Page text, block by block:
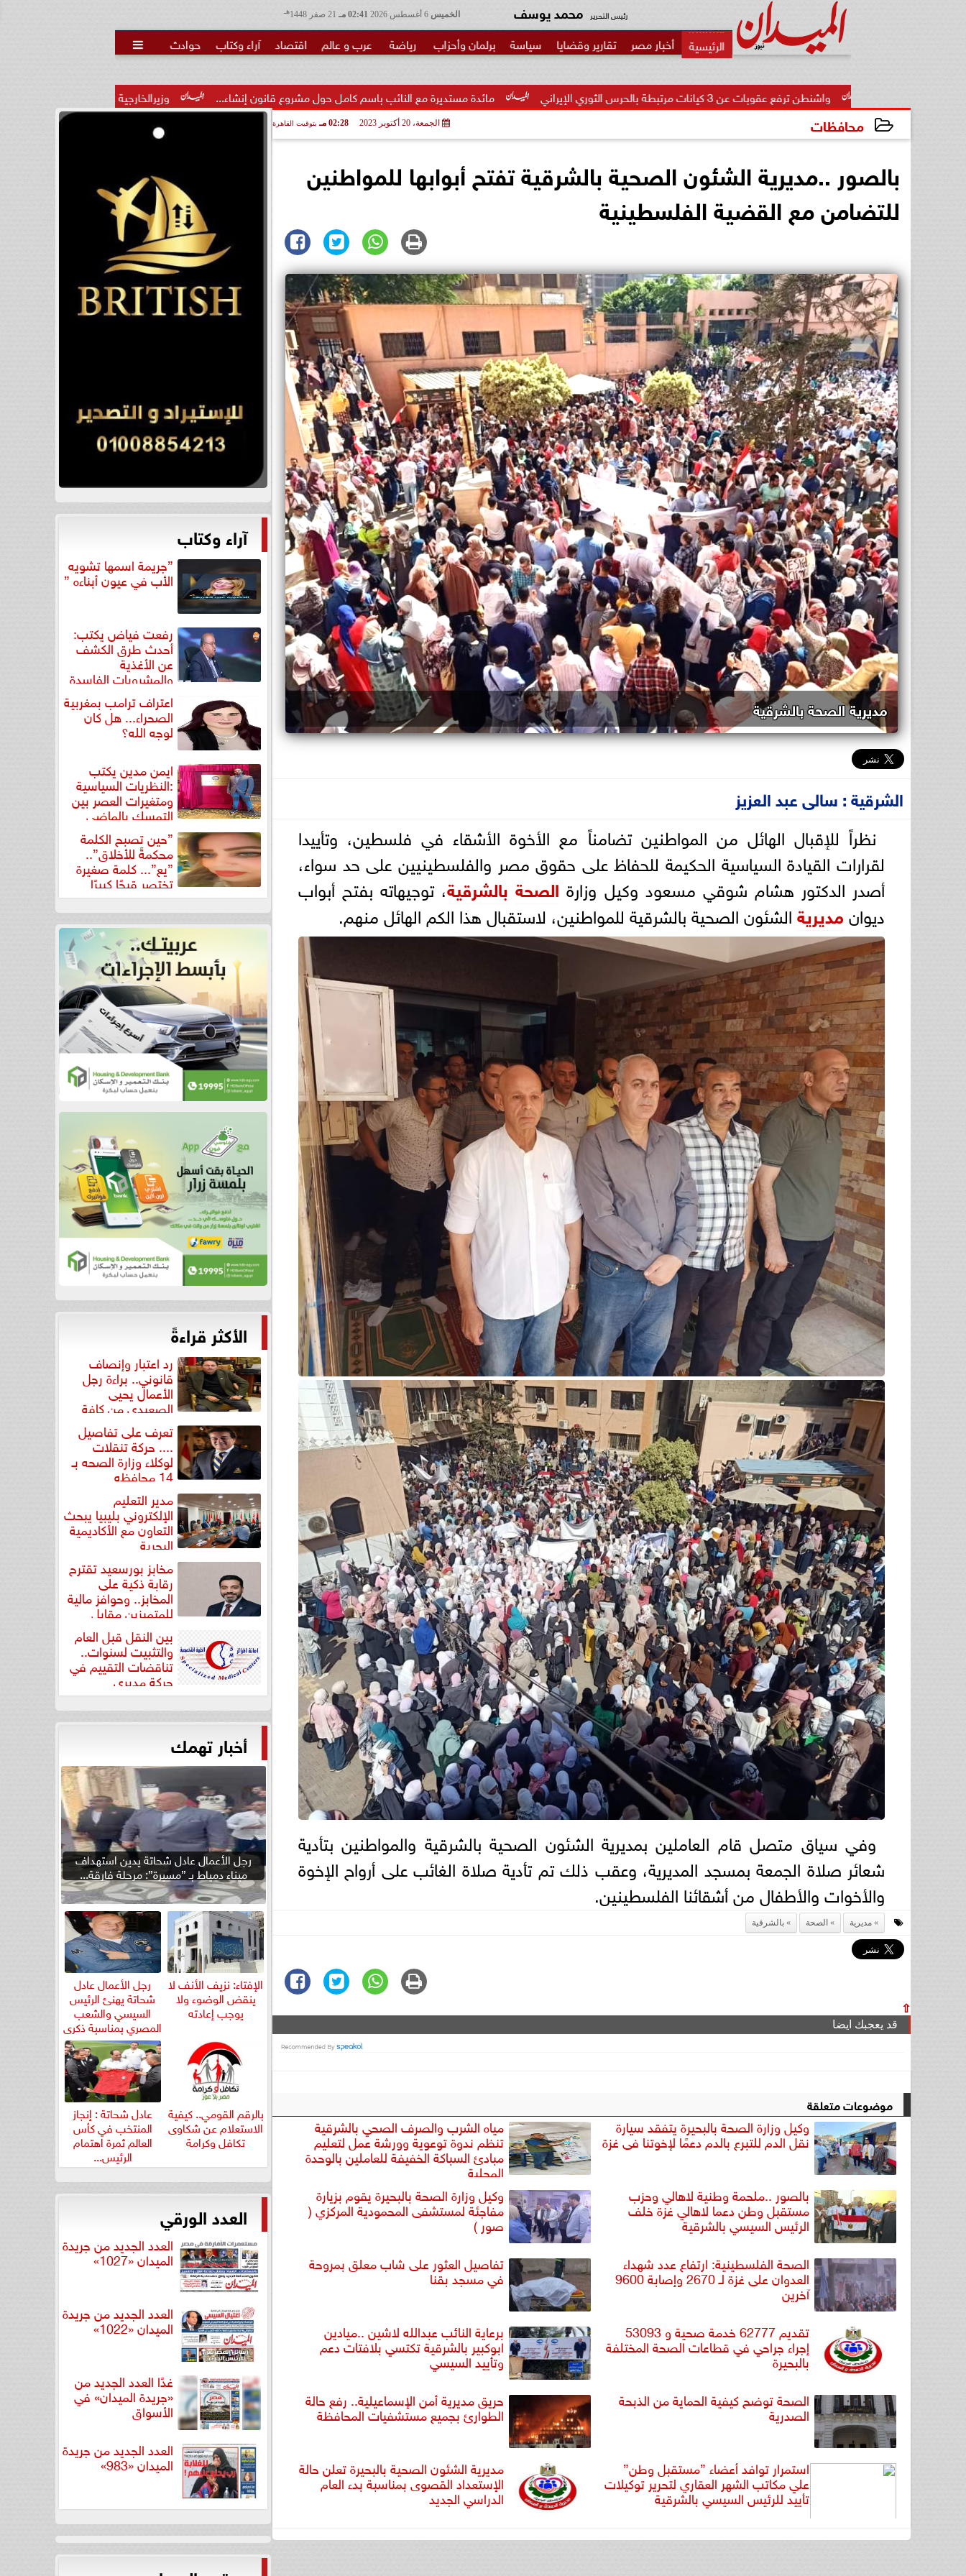
الخميس 02:41 مـ هـ رئيس التحرير محمد يوسف
أخبار مصر تقارير وقضايا سياسة برلمان وأحزاب رياضة عرب و عالم اقتصاد آراء وكتاب حوادث 
وزيرالخارجية : القدس والضفة وغزة تتعرض لانتهاكات مائدة مستديرة مع النائب باسم كامل حول مشروع قانون إنشاء... واشنطن ترفع عقوبات عن 3 كيانات مرتبطة بالحرس الثوري الإيراني
محافظات الجمعة، 20 أكتوبر 2023 02:28 مـ بتوقيت القاهرة
بالصور ..مديرية الشئون الصحية بالشرقية تفتح أبوابها للمواطنين
للتضامن مع القضية الفلسطينية
مديرية الصحة بالشرقية
الشرقية : سالى عبد العزيز
نظراً للإقبال الهائل من المواطنين تضامناً مع الأخوة الأشقاء في فلسطين، وتأييدا
لقرارات القيادة السياسية الحكيمة للحفاظ على حقوق مصر والفلسطينيين على حد سواء،
أصدر الدكتور هشام شوقي مسعود وكيل وزارة الصحة بالشرقية، توجيهاته بفتح أبواب
ديوانمديريةالشئون الصحية بالشرقية للمواطنين، لاستقبال هذا الكم الهائل منهم.
وفي سياق متصل قام العاملين بمديرية الشئون الصحية بالشرقية والمواطنين بتأدية
شعائر صلاة الجمعة بمسجد المديرية، وعقب ذلك تم تأدية صلاة الغائب على أرواح الإخوة
والأخوات والأطفال من أشقائنا الفلسطينين.
مديرية الصحة بالشرقية
⇧
قد يعجبك ايضا
موضوعات متعلقة
وكيل وزارة الصحة بالبحيرة يتفقد سيارة
نقل الدم للتبرع بالدم دعمًا لإخوتنا فى غزة
مياه الشرب والصرف الصحي بالشرقية
تنظم ندوة توعوية وورشة عمل لتعليم
مبادئ السباكة الخفيفة للعاملين بالوحدة
المحلية
بالصور ..ملحمة وطنية لاهالي وحزب
مستقبل وطن دعما لاهالي غزة خلف
الرئيس السيسي بالشرقية
وكيل وزارة الصحة بالبحيرة يقوم بزيارة
مفاجئة لمستشفى المحمودية المركزي (
صور )
الصحة الفلسطينية: ارتفاع عدد شهداء
العدوان على غزة لـ 2670 وإصابة 9600
آخرين
تفاصيل العثور على شاب معلق بمروحة
في مسجد بقنا
تقديم 62777 خدمة صحية و 53093
إجراء جراحي في قطاعات الصحة المختلفة
بالبحيرة
برعاية النائب عبدالله لاشين ..ميادين
ابوكبير بالشرقية تكتسي بلافتات دعم
وتأييد السيسي
الصحة توضح كيفية الحماية من الذبحة
الصدرية
حريق مديرية أمن الإسماعيلية.. رفع حالة
الطوارئ بجميع مستشفيات المحافظة
استمرار توافد أعضاء ”مستقبل وطن”
علي مكاتب الشهر العقاري لتحرير توكيلات
تأييد للرئيس السيسي بالشرقية
مديرية الشئون الصحية بالبحيرة تعلن حالة
الإستعداد القصوى بمناسبة بدء العام
الدراسي الجديد
آراء وكتاب
”جريمة اسمها تشويه
الأب في عيون أبناءه ”
رفعت فياض يكتب:
أحدث طرق الكشف
عن الأغذية
والمشروبات الفاسدة
اعتراف ترامب بمغربية
الصحراء... هل كان
لوجه الله؟
ايمن مدين يكتب
:النظريات السياسية
ومتغيرات العصر بين
التمسك بالماضي
ومواجهة تحديات...”حين تصبح الكلمة
محكمةً للأخلاق”..
”يع”... كلمة صغيرة
تختصر قبحًا كبيرًا
الأكثر قراءةً
رد اعتبار وإنصاف
قانوني.. براءة رجل
الأعمال يحيى
الصعيدي من كافة
التهم... تعرف على تفاصيل
.... حركة تنقلات
لوكلاء وزارة الصحه بـ
14 محافظه
مدير التعليم
الإلكتروني بليبيا يبحث
التعاون مع الأكاديمية
البحرية
مخابز بورسعيد تقترح
رقابة ذكية على
المخابز.. وحوافز مالية
للمتميزين مقابل
بين النقل قبل العام
والتثبيت لسنوات..
تناقضات التقييم في
حركة مديري
”مستشفيات...
أخبار تهمك
رجل الأعمال عادل شحاتة يدين استهداف
ميناء دمياط بـ ”مسيرة”: مرحلة فارقة...
الإفتاء: نزيف الأنف لا
ينقض الوضوء ولا
يوجب إعادته
رجل الأعمال عادل
شحاتة يهنئ الرئيس
السيسي والشعب
المصري بمناسبة ذكرى
ثورة...
بالرقم القومي.. كيفية
الاستعلام عن شكاوى
تكافل وكرامة
عادل شحاتة : إنجاز
المنتخب في كأس
العالم ثمرة اهتمام
الرئيس...
العدد الورقي
العدد الجديد من جريدة
الميدان «1027»
العدد الجديد من جريدة
الميدان «1022»
غدًا العدد الجديد من
«جريدة الميدان» في
الأسواق
العدد الجديد من جريدة
الميدان «983»